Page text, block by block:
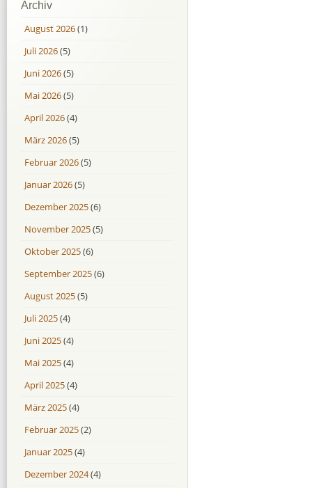
Archiv
August 2026(1)
Juli 2026(5)
Juni 2026(5)
Mai 2026(5)
April 2026(4)
März 2026(5)
Februar 2026(5)
Januar 2026(5)
Dezember 2025(6)
November 2025(5)
Oktober 2025(6)
September 2025(6)
August 2025(5)
Juli 2025(4)
Juni 2025(4)
Mai 2025(4)
April 2025(4)
März 2025(4)
Februar 2025(2)
Januar 2025(4)
Dezember 2024(4)